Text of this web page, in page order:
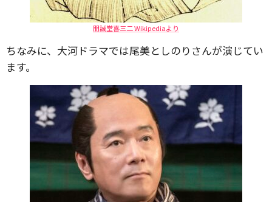
朋誠堂喜三二 Wikipediaより
ちなみに、大河ドラマでは尾美としのりさんが演じてい
ます。